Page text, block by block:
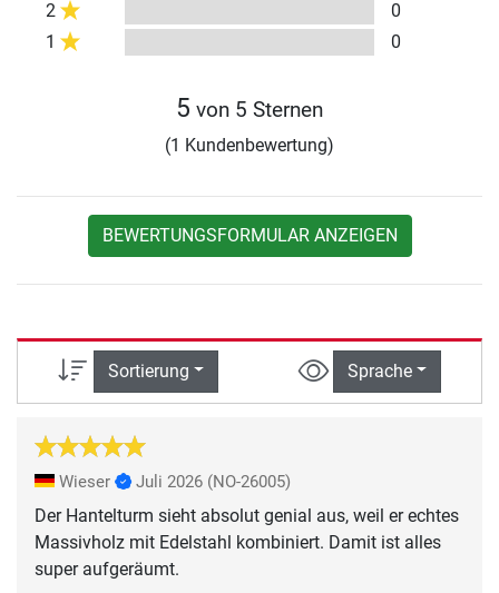
2
0
1
0
5 von 5 Sternen
(1 Kundenbewertung)
BEWERTUNGSFORMULAR ANZEIGEN
Sortierung Sprache
Wieser Juli 2026 (NO-26005)
Der Hantelturm sieht absolut genial aus, weil er echtes
Massivholz mit Edelstahl kombiniert. Damit ist alles
super aufgeräumt.